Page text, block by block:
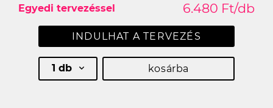
Egyedi tervezéssel 6.480 Ft/db
INDULHAT A TERVEZÉS
1 db kosárba